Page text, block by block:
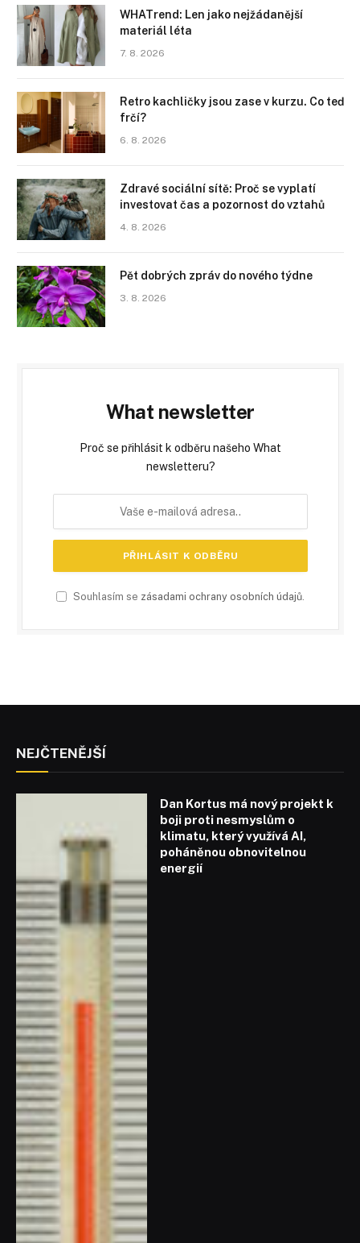
WHATrend: Len jako nejžádanější
materiál léta
7. 8. 2026
Retro kachličky jsou zase v kurzu. Co teď
frčí?
6. 8. 2026
Zdravé sociální sítě: Proč se vyplatí
investovat čas a pozornost do vztahů
4. 8. 2026
Pět dobrých zpráv do nového týdne
3. 8. 2026
What newsletter
Proč se přihlásit k odběru našeho What
newsletteru?
Souhlasím se zásadami ochrany osobních údajů.
NEJČTENĚJŠÍ
Dan Kortus má nový projekt k
boji proti nesmyslům o
klimatu, který využívá AI,
poháněnou obnovitelnou
energií